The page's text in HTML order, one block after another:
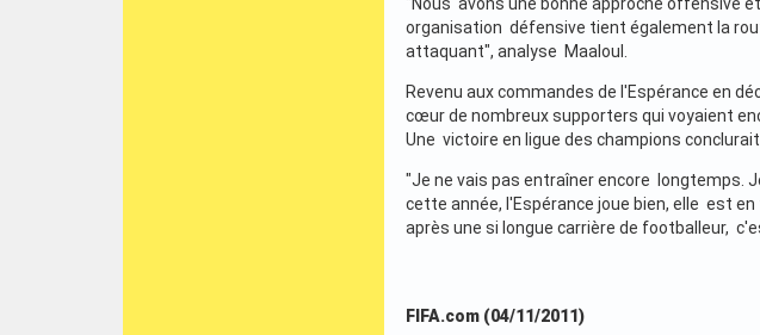
organisation défensive tient également la
attaquant", analyse Maaloul.
Revenu aux commandes de l'Espérance en
cœur de nombreux supporters qui voyaient
Une victoire en ligue des champions
"Je ne vais pas entraîner encore longtemps.
cette année, l'Espérance joue bien, elle est
après une si longue carrière de footballeur,
FIFA.com (04/11/2011)